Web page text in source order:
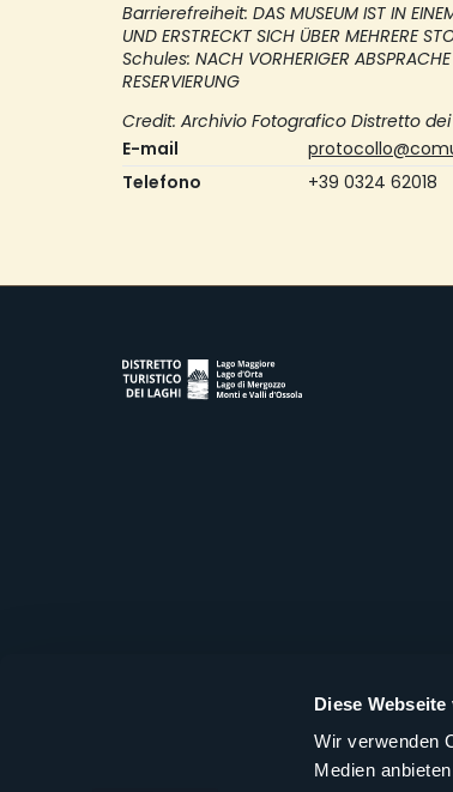
Diese
Wir verwenden
Medien
Barrierefreiheit: DAS MUSEUM IST IN
UND ERSTRECKT SICH ÜBER MEHRERE
Schules: NACH VORHERIGER
RESERVIERUNG
Credit: Archivio Fotografico Distretto
E-mail
Telefono
+39 0324 62018
Distretto Turistico dei Laghi Scrl